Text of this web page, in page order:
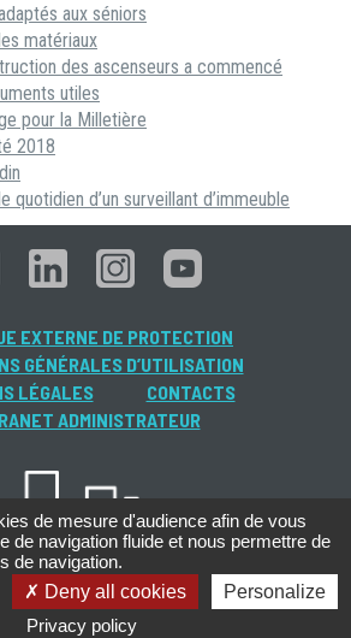
aux séniors
matériaux
des ascenseurs a commencé
utiles
pour la Milletière
2018
quotidien d’un surveillant d’immeuble
EXTERNE DE PROTECTION
GÉNÉRALES D’UTILISATION
LÉGALES
CONTACTS
ADMINISTRATEUR
de mesure d'audience afin de vous
de navigation fluide et nous permettre de
de navigation.
Deny all cookies
Personalize
Privacy policy